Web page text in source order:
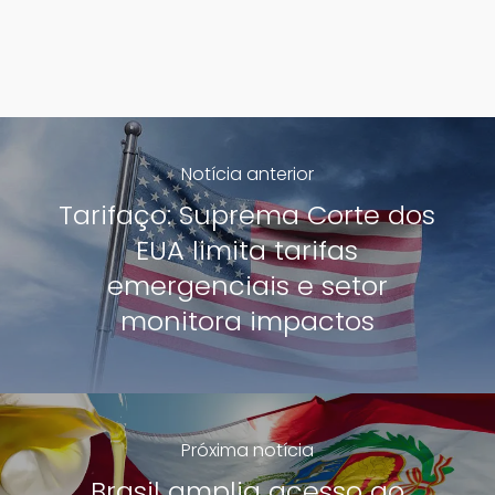
Notícia anterior
Tarifaço: Suprema Corte dos
EUA limita tarifas
emergenciais e setor
monitora impactos
Próxima notícia